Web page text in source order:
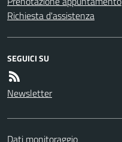
Richiesta d'assistenza
SEGUICI SU
Newsletter
Dati monitoraggio